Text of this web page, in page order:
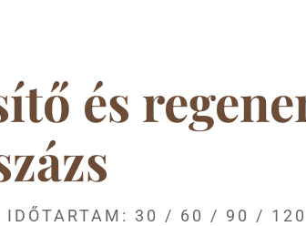
és
IDŐTARTAM: 30 / 60 / 90 / 120